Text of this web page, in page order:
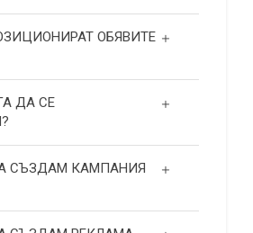
ОБЯВИТЕ
ДА СЕ
СЪЗДАМ КАМПАНИЯ